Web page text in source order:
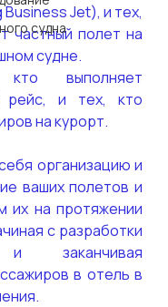
судна
Business Jet), и тех,
частный полет на
судне.
выполняет
рейс, и тех, кто
на курорт.
организацию и
ваших полетов и
их на протяжении
с разработки
заканчивая
в отель в